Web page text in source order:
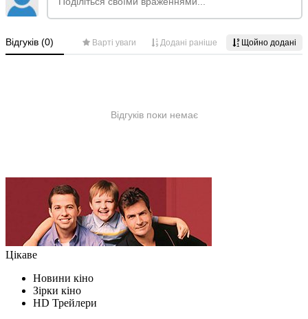
Цікаве
Новини кіно
Зірки кіно
HD Трейлери